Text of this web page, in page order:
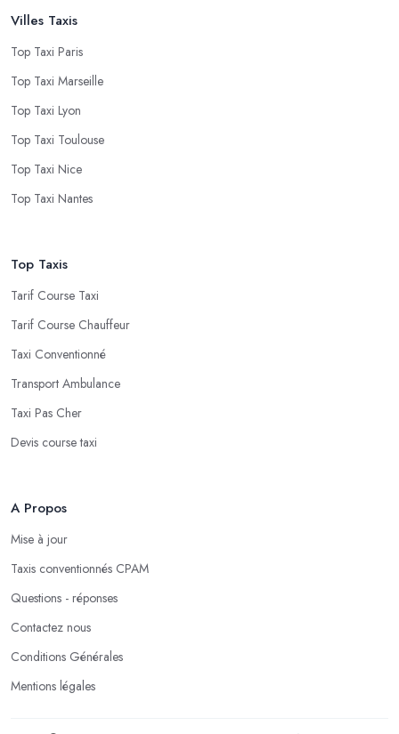
Villes Taxis
Top Taxi Paris
Top Taxi Marseille
Top Taxi Lyon
Top Taxi Toulouse
Top Taxi Nice
Top Taxi Nantes
Top Taxis
Tarif Course Taxi
Tarif Course Chauffeur
Taxi Conventionné
Transport Ambulance
Taxi Pas Cher
Devis course taxi
A Propos
Mise à jour
Taxis conventionnés CPAM
Questions - réponses
Contactez nous
Conditions Générales
Mentions légales